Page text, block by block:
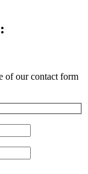
of our contact form